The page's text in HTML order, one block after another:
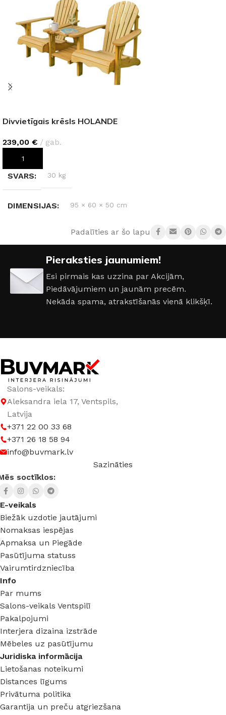
Divvietīgais krēsls HOLANDE
239,00 € gab.
PIEVIENOT GROZAM
SVARS 30 kg
DIMENSIJAS 95 × 60 × 50 cm
Koks
Padalīties ar šo lapu:
Pieraksties jaunumiem!
Esi pirmais kas uzzina par Akcijām,
Piedāvājumiem un jaunām precēm.
Nekāda spama, atrakstīšanās vienā klikšķī.
Salons-veikals:
Aleksandra iela 17, Ventspils,
Latvija
+371 22 00 33 68
+371 26 18 58 94
info@buvmark.lv
Sazināties
soctīklos:
E-veikals
Biežāk uzdotie jautājumi
Nomaksas iespējas
Apmaksa un Piegāde
Pasūtījuma statuss
Vairumtirdzniecība
Info
Par mums
Salons-veikals Ventspilī
Pakalpojumi
Interjera dizaina izstrāde
Mēbeles uz pasūtījumu
Juridiska informācija
Lietošanas noteikumi
Distances līgums
Privātuma politika
Garantija un preču atgriezšana